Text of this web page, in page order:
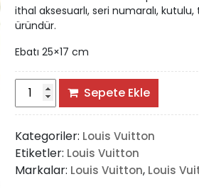
ithal aksesuarlı, seri numaralı,
üründür.
Ebatı 25×17 cm
Louis
Vuitton
Vavin
Pm
Empreinte
adet
Sepete Ekle
Kategoriler: Louis Vuitton
Etiketler: Louis Vuitton
Markalar: Louis Vuitton, Louis